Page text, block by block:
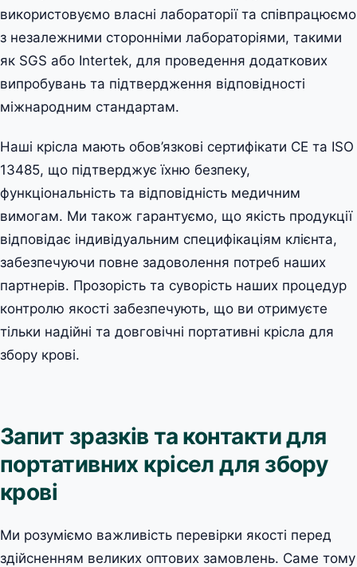
використовуємо власні лабораторії та співпрацюємо
з незалежними сторонніми лабораторіями, такими
як SGS або Intertek, для проведення додаткових
випробувань та підтвердження відповідності
міжнародним стандартам.
Наші крісла мають обов’язкові сертифікати CE та ISO
13485, що підтверджує їхню безпеку,
функціональність та відповідність медичним
вимогам. Ми також гарантуємо, що якість продукції
відповідає індивідуальним специфікаціям клієнта,
забезпечуючи повне задоволення потреб наших
партнерів. Прозорість та суворість наших процедур
контролю якості забезпечують, що ви отримуєте
тільки надійні та довговічні портативні крісла для
збору крові.
Запит зразків та контакти для
портативних крісел для збору
крові
Ми розуміємо важливість перевірки якості перед
здійсненням великих оптових замовлень. Саме тому